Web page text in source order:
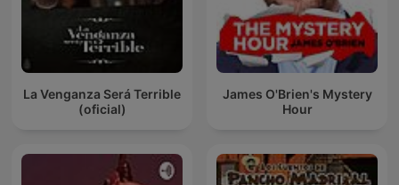
La Venganza Será Terrible
(oficial)
James O'Brien's Mystery
Hour